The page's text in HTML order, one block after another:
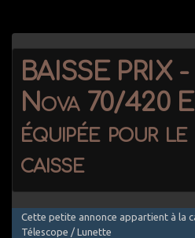
BAISSE PRIX
Nova 70/420
équipée pour
caisse
Cette petite annonce appartient à la
Télescope / Lunette